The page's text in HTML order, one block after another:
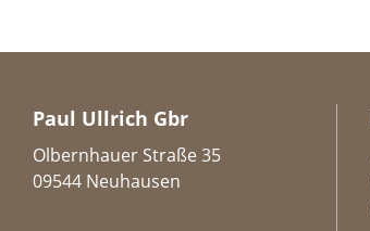
Paul Ullrich Gbr
Olbernhauer Straße 35
09544 Neuhausen